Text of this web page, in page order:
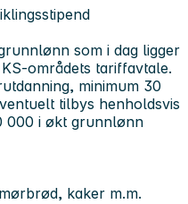
som i dag ligger
områdets tariffavtale.
minimum 30
tilbys henholdsvis
000 i økt grunnlønn
kaker m.m.